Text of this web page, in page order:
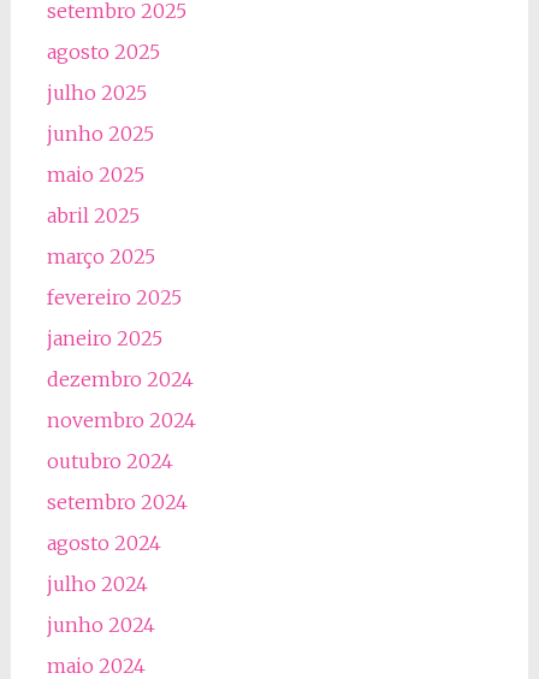
setembro 2025
agosto 2025
julho 2025
junho 2025
maio 2025
abril 2025
março 2025
fevereiro 2025
janeiro 2025
dezembro 2024
novembro 2024
outubro 2024
setembro 2024
agosto 2024
julho 2024
junho 2024
maio 2024